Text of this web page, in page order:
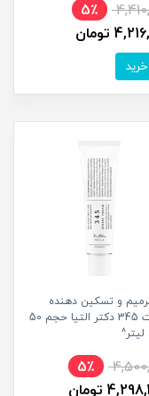
5٪
تومان
و تسکین دهنده
پوست 345 دکتر التیا حجم 50
5٪
تومان